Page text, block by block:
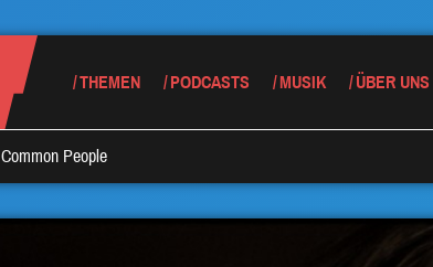
THEMEN PODCASTS MUSIK ÜBER UNS
Common People